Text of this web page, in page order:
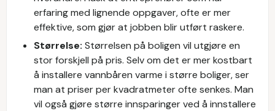
erfaring med lignende oppgaver, ofte er mer
effektive, som gjør at jobben blir utført raskere.
Størrelse: Størrelsen på boligen vil utgjøre en
stor forskjell på pris. Selv om det er mer kostbart
å installere vannbåren varme i større boliger, ser
man at priser per kvadratmeter ofte senkes. Man
vil også gjøre større innsparinger ved å innstallere